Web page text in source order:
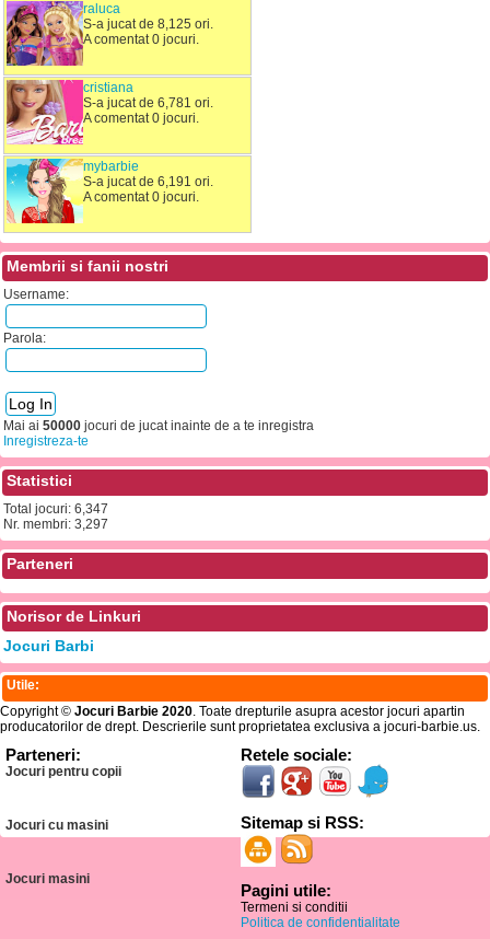
raluca
S-a jucat de 8,125 ori.
A comentat 0 jocuri.
cristiana
S-a jucat de 6,781 ori.
A comentat 0 jocuri.
mybarbie
S-a jucat de 6,191 ori.
A comentat 0 jocuri.
Membrii si fanii nostri
Username:
Parola:
Mai ai 50000 jocuri de jucat inainte de a te inregistra
Inregistreza-te
Statistici
Total jocuri: 6,347
Nr. membri: 3,297
Parteneri
Norisor de Linkuri
Jocuri Barbi
Utile:
Copyright © Jocuri Barbie 2020. Toate drepturile asupra acestor jocuri apartin
producatorilor de drept. Descrierile sunt proprietatea exclusiva a jocuri-barbie.us.
Parteneri:
Jocuri pentru copii
Jocuri cu masini
Jocuri masini
Retele sociale:
Sitemap si RSS:
Pagini utile:
Termeni si conditii
Politica de confidentialitate